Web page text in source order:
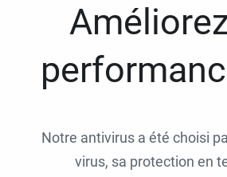
Notre antivirus a été choisi
virus, sa protection en